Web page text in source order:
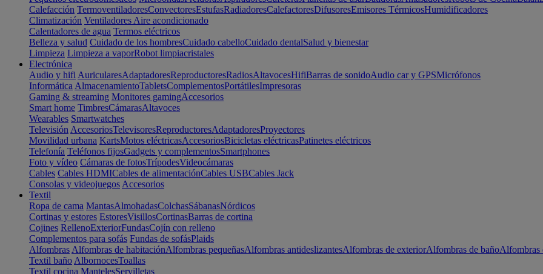
Calefacción TermoventiladoresConvectoresEstufasRadiadoresCalefactoresDifusoresEmisores TérmicosHumidificadores
Climatización Ventiladores Aire acondicionado
Calentadores de agua Termos eléctricos
Belleza y salud Cuidado de los hombresCuidado cabelloCuidado dentalSalud y bienestar
Limpieza Limpieza a vaporRobot limpiacristales
Electrónica
Audio y hifi AuricularesAdaptadoresReproductoresRadiosAltavocesHifiBarras de sonidoAudio car y GPSMicrófonos
Informática AlmacenamientoTabletsComplementosPortátilesImpresoras
Gaming & streaming Monitores gamingAccesorios
Smart home TimbresCámarasAltavoces
Wearables Smartwatches
Televisión AccesoriosTelevisoresReproductoresAdaptadoresProyectores
Movilidad urbana KartsMotos eléctricasAccesoriosBicicletas eléctricasPatinetes eléctricos
Telefonía Teléfonos fijosGadgets y complementosSmartphones
Foto y vídeo Cámaras de fotosTrípodesVideocámaras
Cables Cables HDMICables de alimentaciónCables USBCables Jack
Consolas y videojuegos Accesorios
Textil
Ropa de cama MantasAlmohadasColchasSábanasNórdicos
Cortinas y estores EstoresVisillosCortinasBarras de cortina
Cojines RellenoExteriorFundasCojín con relleno
Complementos para sofás Fundas de sofásPlaids
Alfombras Alfombras de habitaciónAlfombras pequeñasAlfombras antideslizantesAlfombras de exteriorAlfombras de bañoAlfombras
Textil baño AlbornocesToallas
Textil cocina MantelesServilletas